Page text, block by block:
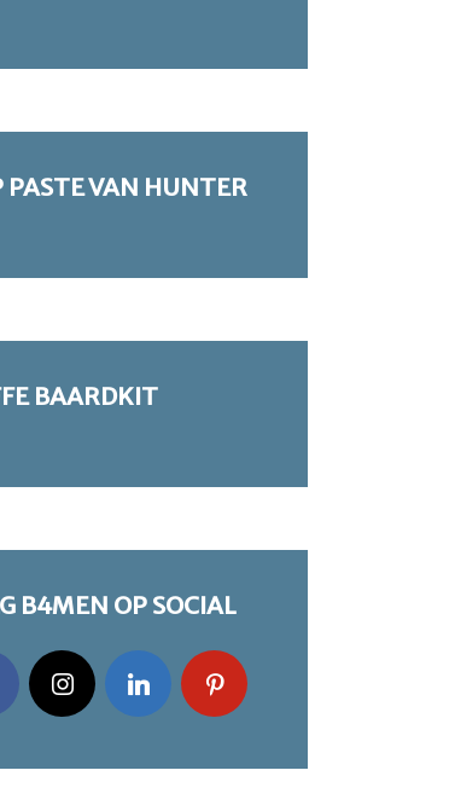
PASTE VAN HUNTER
BAARDKIT
B4MEN OP SOCIAL